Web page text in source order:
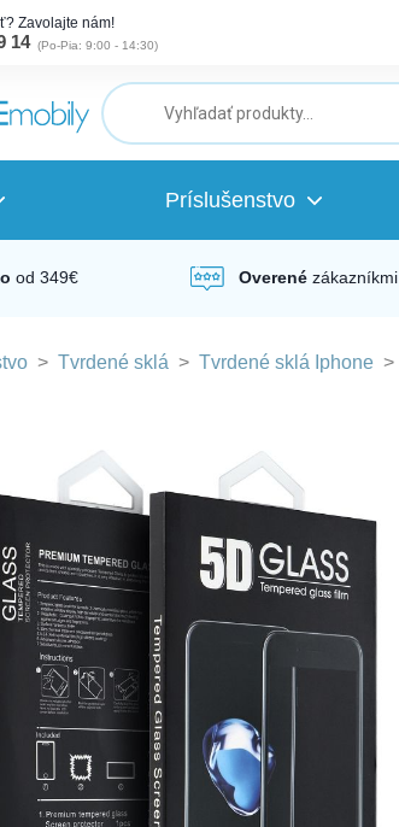
Zavolajte nám!
14 (Po-Pia: 9:00 - 14:30)
Príslušenstvo
od 349€ Overené zákazníkmi
> Tvrdené sklá > Tvrdené sklá Iphone >